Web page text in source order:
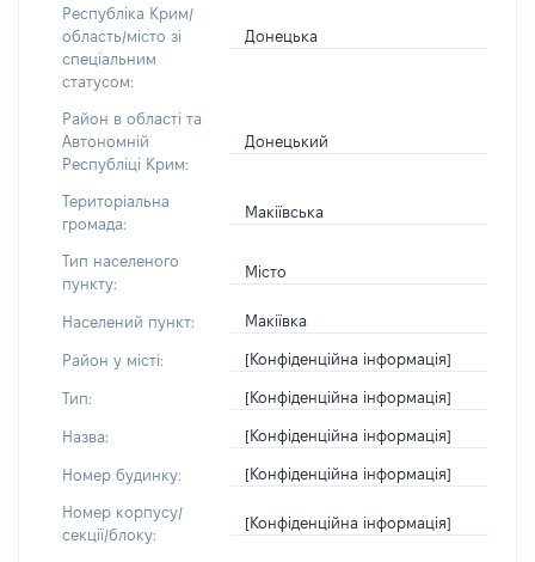
Республіка Крим/
область/місто зі
спеціальним
статусом:
Донецька
Район в області та
Автономній
Республіці Крим:
Донецький
Територіальна
громада:
Макіївська
Тип населеного
пункту:
Місто
Населений пункт: Макіївка
Район у місті: [Конфіденційна інформація]
Тип: [Конфіденційна інформація]
Назва: [Конфіденційна інформація]
Номер будинку: [Конфіденційна інформація]
Номер корпусу/
секції/блоку:
[Конфіденційна інформація]